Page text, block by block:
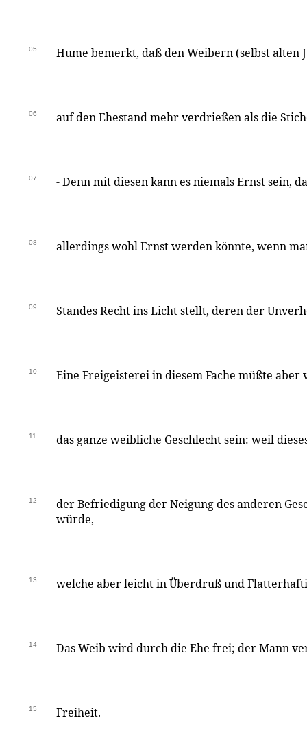
05 Hume bemerkt, daß den Weibern (selbst alten
06 auf den Ehestand mehr verdrießen als die
07 - Denn mit diesen kann es niemals Ernst sein,
08 allerdings wohl Ernst werden könnte, wenn
09 Standes Recht ins Licht stellt, deren der
10 Eine Freigeisterei in diesem Fache müßte aber
11 das ganze weibliche Geschlecht sein: weil
12
der Befriedigung der Neigung des anderen
würde,
13 welche aber leicht in Überdruß und
14 Das Weib wird durch die Ehe frei; der Mann
15 Freiheit.